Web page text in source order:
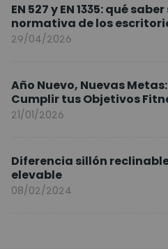
EN 527 y EN 1335: qué
normativa de los
y sillas ergonómicas
29/04/2026
Año Nuevo, Nuevas
Cumplir tus Objetivos
Entrenando en Casa
21/01/2026
Diferencia sillón
elevable
08/02/2024